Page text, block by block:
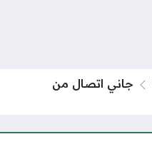
جاني اتصال من